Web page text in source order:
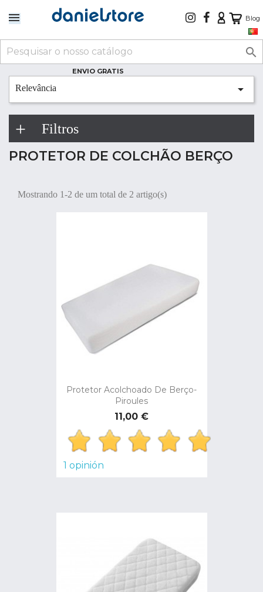
Blog

ENVIO GRATIS
Relevância 
Filtros
PROTETOR DE COLCHÃO BERÇO
Mostrando 1-2 de um total de 2 artigo(s)
Protetor Acolchoado De Berço-
Piroules
Preço
11,00 €
1 opinión